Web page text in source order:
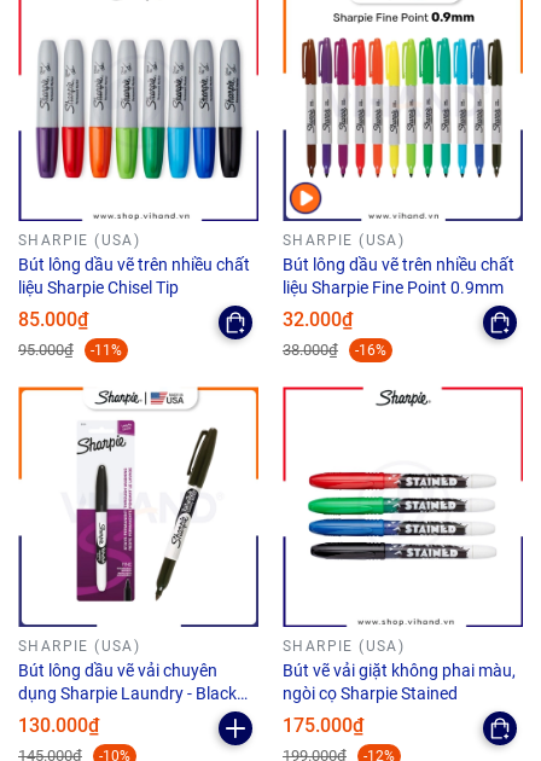
SHARPIE (USA)
Bút lông dầu vẽ trên nhiều chất
liệu Sharpie Chisel Tip
85.000₫
95.000₫ -11%
SHARPIE (USA)
Bút lông dầu vẽ trên nhiều chất
liệu Sharpie Fine Point 0.9mm
32.000₫
38.000₫ -16%
SHARPIE (USA)
Bút lông dầu vẽ vải chuyên
dụng Sharpie Laundry - Black
(Màu đen)
130.000₫
145.000₫ -10%
SHARPIE (USA)
Bút vẽ vải giặt không phai màu,
ngòi cọ Sharpie Stained
175.000₫
199.000₫ -12%